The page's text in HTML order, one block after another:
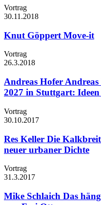
Vortrag
30.11.2018
Knut Göppert Move-it
Vortrag
26.3.2018
Andreas Hofer
2027 in Stuttgart:
Vortrag
30.10.2017
Res Keller Die
neuer urbaner Dichte
Vortrag
31.3.2017
Mike Schlaich Das